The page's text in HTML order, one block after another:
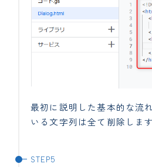
最初に説明した基本的な流
いる文字列は全て削除します